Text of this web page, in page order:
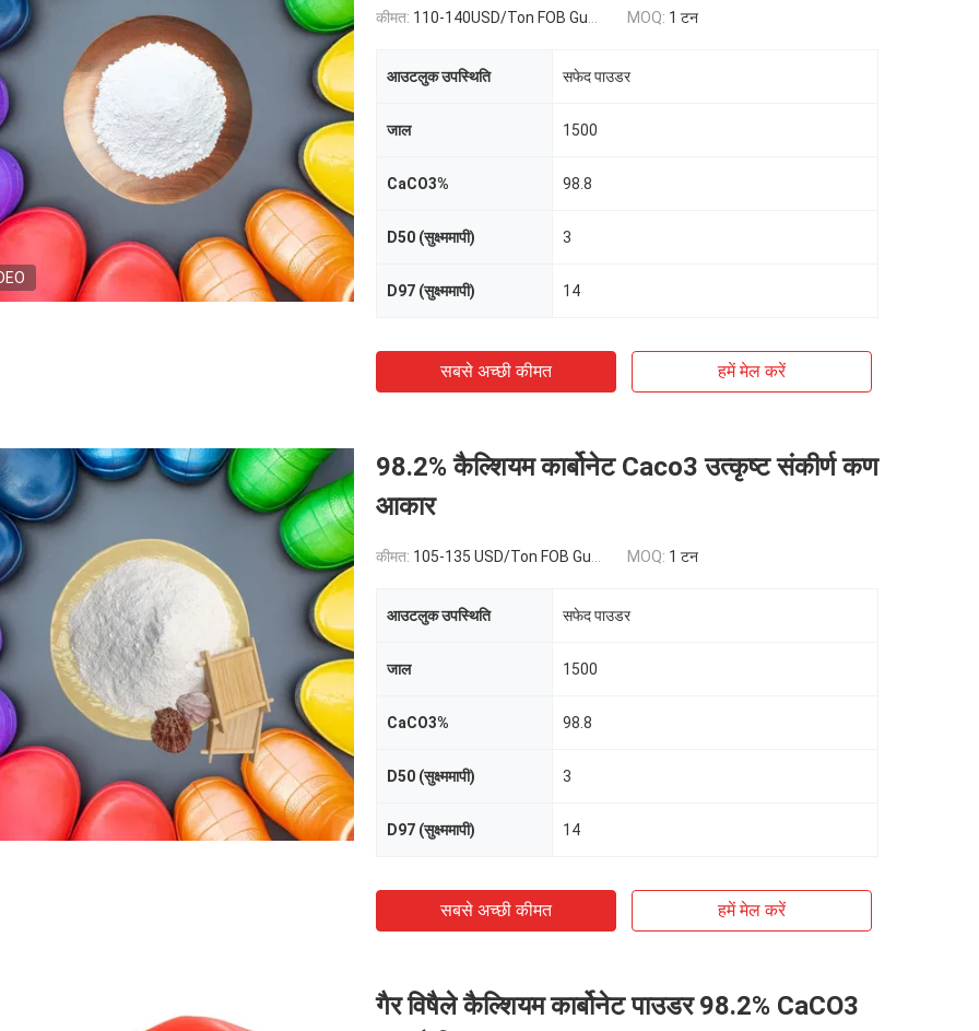
कीमत: 110-140USD/Ton FOB Guangzhou,China MOQ: 1 टन
आउटलुक उपस्थिति सफेद पाउडर
जाल 1500
CaCO3% 98.8
D50 (सुक्ष्ममापी) 3
D97 (सुक्ष्ममापी) 14
सबसे अच्छी कीमत हमें मेल करें
98.2% कैल्शियम कार्बोनेट Caco3 उत्कृष्ट संकीर्ण कण
आकार
कीमत: 105-135 USD/Ton FOB Guangzhou,China MOQ: 1 टन
आउटलुक उपस्थिति सफेद पाउडर
जाल 1500
CaCO3% 98.8
D50 (सुक्ष्ममापी) 3
D97 (सुक्ष्ममापी) 14
सबसे अच्छी कीमत हमें मेल करें
गैर विषैले कैल्शियम कार्बोनेट पाउडर 98.2% CaCO3